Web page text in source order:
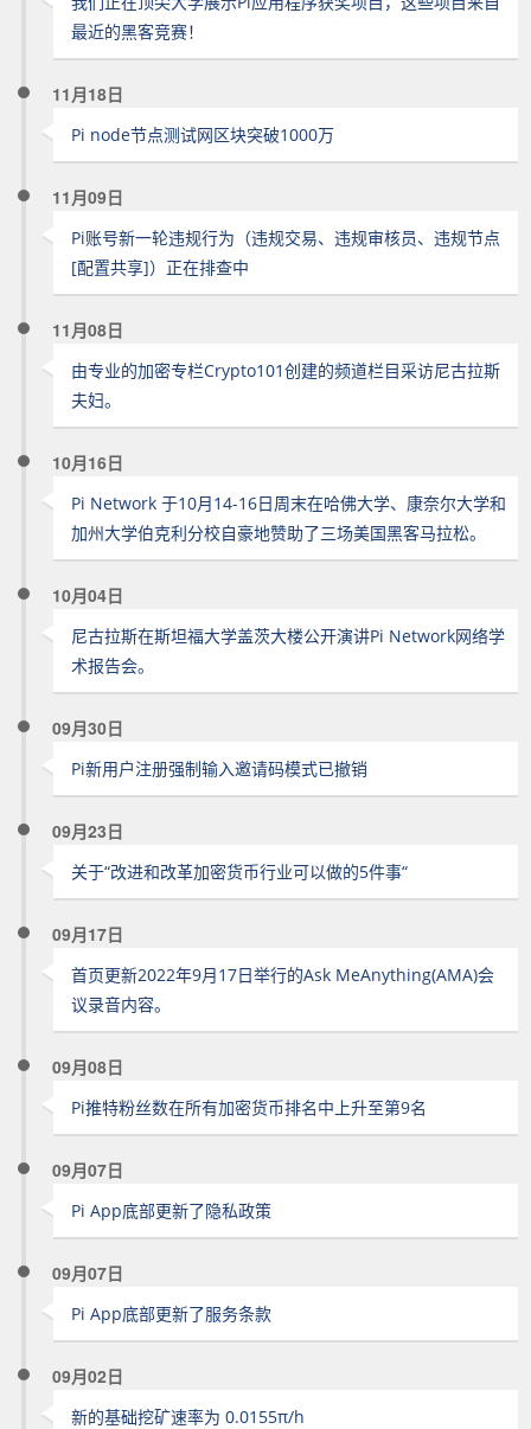
最近的黑客竞赛！
11月18日
Pi node节点测试网区块突破1000万
11月09日
Pi账号新一轮违规行为（违规交易、违规审核员、违规节点
[配置共享]）正在排查中
11月08日
由专业的加密专栏Crypto101创建的频道栏目采访尼古拉斯
夫妇。
10月16日
Pi Network 于10月14-16日周末在哈佛大学、康奈尔大学和
加州大学伯克利分校自豪地赞助了三场美国黑客马拉松。
10月04日
尼古拉斯在斯坦福大学盖茨大楼公开演讲Pi Network网络学
术报告会。
09月30日
Pi新用户注册强制输入邀请码模式已撤销
09月23日
关于“改进和改革加密货币行业可以做的5件事“
09月17日
首页更新2022年9月17日举行的Ask MeAnything(AMA)会
议录音内容。
09月08日
Pi推特粉丝数在所有加密货币排名中上升至第9名
09月07日
Pi App底部更新了隐私政策
09月07日
Pi App底部更新了服务条款
09月02日
新的基础挖矿速率为 0.0155π/h